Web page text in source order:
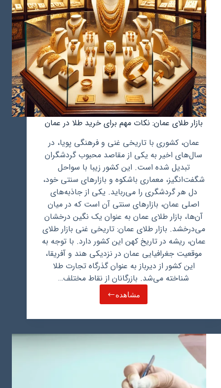
بازار طلای عمان: نکات مهم برای خرید طلا در عمان
عمان، کشوری با تاریخی غنی و فرهنگی پویا، در
سال‌های اخیر به یکی از مقاصد محبوب گردشگران
تبدیل شده است. این کشور زیبا با سواحل
شگفت‌انگیز، معماری باشکوه و بازارهای سنتی خود،
دل هر گردشگری را می‌رباید. یکی از جاذبه‌های
اصلی عمان، بازارهای سنتی آن است که در میان
آن‌ها، بازار طلای عمان به عنوان یک نگین درخشان
می‌درخشد. بازار طلای عمان: تاریخی غنی بازار طلای
عمان، ریشه در تاریخ کهن این کشور دارد. با توجه به
موقعیت جغرافیایی عمان در نزدیکی هند و آفریقا،
این کشور از دیرباز به عنوان گذرگاه تجارت طلا
شناخته می‌شد. بازرگانان از نقاط مختلف…
مشاهده
بازار
عمان:
مهم
در
عمان